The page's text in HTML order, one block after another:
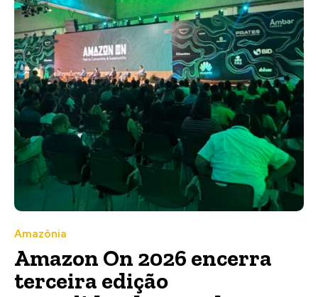
Amazônia
Amazon On 2026 encerra
terceira edição